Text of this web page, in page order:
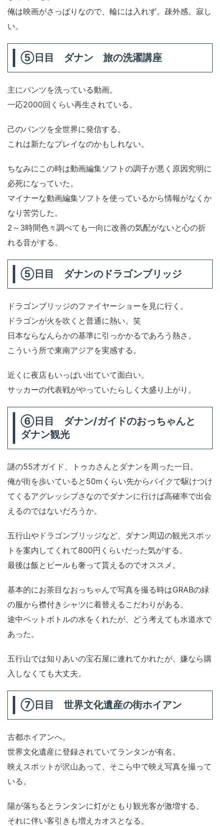
俺は映画がさっぱりなので、輪には入れず。疎外感。寂し
い。
⑤日目 ダナン 旅の洗濯講座
主にパンツを洗っている動画。
一応2000回くらい再生されている。
己のパンツを全世界に発信する。
これは新たなプレイなのかもしれない。
ちなみにこの時は動画編集ソフトの調子が悪く原因究明に
必死になっていた。
マイナーな動画編集ソフトを使っているから情報がなくか
なり苦労した。
2～3時間色々調べても一向に改善の気配がないと心の折
れる音がする。
⑤日目 ダナンのドラゴンブリッジ
ドラゴンブリッジのファイヤーショーを見に行く。
ドラゴンが火を吹くと普通に熱い。笑
日本ならなんらかの基準に引っかかるであろう熱さ。
こういう所で東南アジアを実感する。
近くに夜店もいっぱい出ていて面白い。
サッカーの代表戦がやっていたらしく大盛り上がり。
⑥日目 ダナン/ガイドのおっちゃんと
ダナン観光
謎の55才ガイド、トゥカさんとダナンを周った一日。
俺が街を歩いていると50mくらい先からバイクで駆けつけ
てくるアグレッシブさなのでダナンに行けば高確率で出会
えるのではないだろうか。
五行山やドラゴンブリッジなど、ダナン周辺の観光スポッ
トを案内してくれて800円くらいだった気がする。
最後は飯とビールも奢って貰えるのでオススメ。
基本的にお茶目なおっちゃんで写真を撮る時はGRABの緑
の服から襟付きシャツに着替えるこだわりがある。
途中ペットボトルの水をくれたが、どう考えても水道水で
あった。
五行山では知りあいの宝石屋に連れてかれたが、嫌なら購
入しなくても大丈夫。
⑦日目 世界文化遺産の街ホイアン
古都ホイアンへ。
世界文化遺産に登録されていてランタンが有名。
映えスポットが沢山あって、そこら中で映え写真を撮って
いる。
陽が落ちるとランタンに灯がともり観光客が激増する。
それに伴い客引きも増えカオスとなる。